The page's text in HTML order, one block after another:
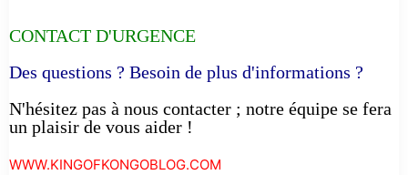
CONTACT D'URGENCE
Des questions ? Besoin de plus d'informations ?
N'hésitez pas à nous contacter ; notre équipe se fera
un plaisir de vous aider !
WWW.KINGOFKONGOBLOG.COM